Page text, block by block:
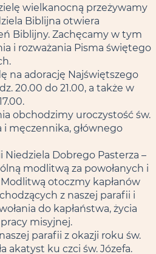
wielkanocną przeżywamy
Biblijna otwiera
Biblijny. Zachęcamy w tym
i rozważania Pisma świętego
na adorację Najświętszego
20.00 do 21.00, a także w
obchodzimy uroczystość św.
i męczennika, głównego
Dobrego Pasterza –
modlitwą za powołanych i
otoczmy kapłanów
z naszej parafii i
do kapłaństwa, życia
misyjnej.
parafii z okazji roku św.
akatyst ku czci św. Józefa.